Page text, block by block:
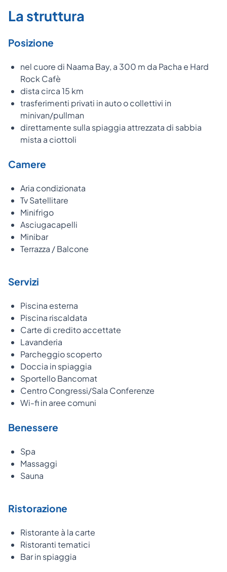
La struttura
Posizione
nel cuore di Naama Bay, a 300 m da Pacha e Hard
Rock Cafè
dista circa 15 km
trasferimenti privati in auto o collettivi in
minivan/pullman
direttamente sulla spiaggia attrezzata di sabbia
mista a ciottoli
Camere
Aria condizionata
Tv Satellitare
Minifrigo
Asciugacapelli
Minibar
Terrazza / Balcone
Servizi
Piscina esterna
Piscina riscaldata
Carte di credito accettate
Lavanderia
Parcheggio scoperto
Doccia in spiaggia
Sportello Bancomat
Centro Congressi/Sala Conferenze
Wi-fi in aree comuni
Benessere
Spa
Massaggi
Sauna
Ristorazione
Ristorante à la carte
Ristoranti tematici
Bar in spiaggia